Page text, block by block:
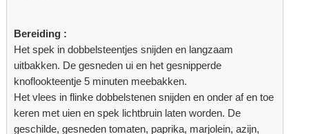
Bereiding :
Het spek in dobbelsteentjes snijden en langzaam
uitbakken. De gesneden ui en het gesnipperde
knoflookteentje 5 minuten meebakken.
Het vlees in flinke dobbelstenen snijden en onder af en toe
keren met uien en spek lichtbruin laten worden. De
geschilde, gesneden tomaten, paprika, marjolein, azijn,